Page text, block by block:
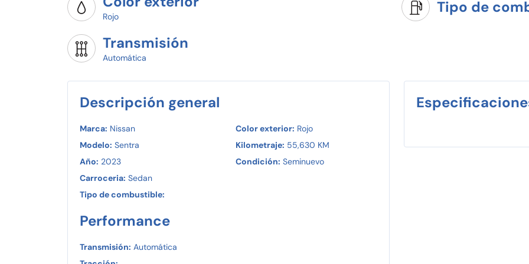
Rojo
Tipo de
Transmisión
Automática
Descripción general
Marca: Nissan
Modelo: Sentra
Año: 2023
Carroceria: Sedan
Tipo de combustible:
Color exterior: Rojo
Kilometraje: 55,630 KM
Condición: Seminuevo
Performance
Transmisión: Automática